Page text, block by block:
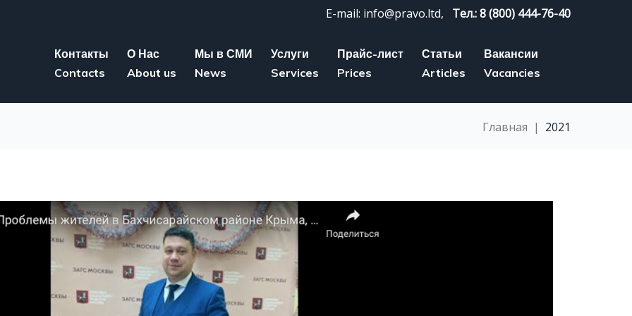
E-mail: info@pravo.ltd, Тел.: 8 (800) 444-76-40
Контакты
Contacts
О Нас
About us
Мы в СМИ
News
Услуги
Services
Прайс-лист
Prices
Статьи
Articles
Вакансии
Vacancies
Главная | 2021